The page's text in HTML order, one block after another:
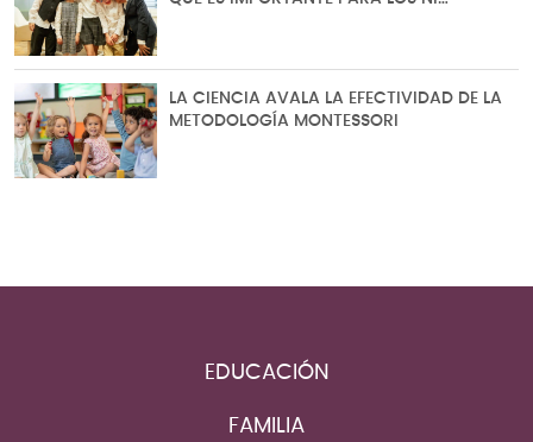
LA CIENCIA AVALA LA EFECTIVIDAD DE LA
METODOLOGÍA MONTESSORI
EDUCACIÓN
FAMILIA